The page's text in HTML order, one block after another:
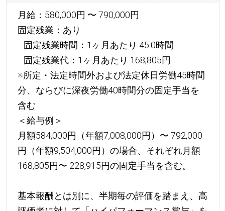
月給：580,000円 〜 790,000円
固定残業：あり
固定残業時間：1ヶ月あたり 45.0時間
固定残業代：1ヶ月あたり 168,805円
※所定・法定時間外および法定休日労働45時間
分、ならびに深夜労働40時間分の固定手当を
含む
＜給与例＞
月額584,000円（年額7,008,000円）〜 792,000
円（年額9,504,000円）の場合、それぞれ月額
168,805円〜 228,915円の固定手当を含む。
基本報酬とは別に、半期毎の評価を踏まえ、高